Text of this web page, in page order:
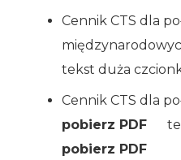
Cennik CTS dla
tekst duża
Cennik CTS dla
pobierz PDF
pobierz PDF